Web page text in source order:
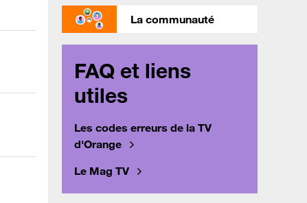
La communauté
FAQ et liens
utiles
Les codes erreurs de la TV
d'Orange
Le Mag TV